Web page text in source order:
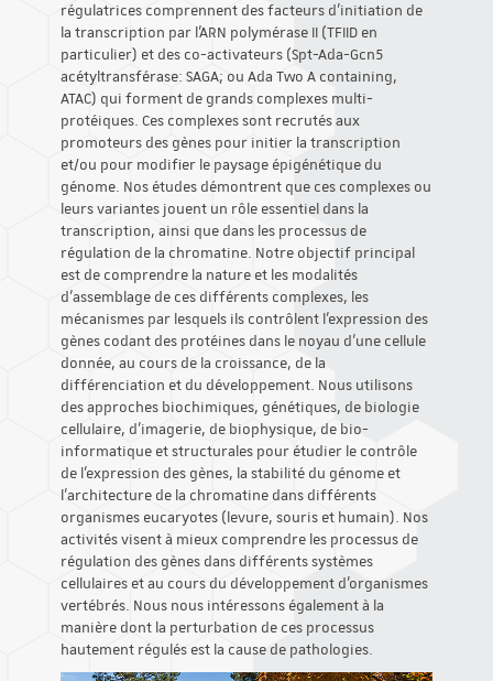
régulatrices comprennent des facteurs d'initiation de
la transcription par l'ARN polymérase II (TFIID en
particulier) et des co-activateurs (Spt-Ada-Gcn5
acétyltransférase: SAGA; ou Ada Two A containing,
ATAC) qui forment de grands complexes multi-
protéiques. Ces complexes sont recrutés aux
promoteurs des gènes pour initier la transcription
et/ou pour modifier le paysage épigénétique du
génome. Nos études démontrent que ces complexes ou
leurs variantes jouent un rôle essentiel dans la
transcription, ainsi que dans les processus de
régulation de la chromatine. Notre objectif principal
est de comprendre la nature et les modalités
d'assemblage de ces différents complexes, les
mécanismes par lesquels ils contrôlent l’expression des
gènes codant des protéines dans le noyau d'une cellule
donnée, au cours de la croissance, de la
différenciation et du développement. Nous utilisons
des approches biochimiques, génétiques, de biologie
cellulaire, d’imagerie, de biophysique, de bio-
informatique et structurales pour étudier le contrôle
de l'expression des gènes, la stabilité du génome et
l'architecture de la chromatine dans différents
organismes eucaryotes (levure, souris et humain). Nos
activités visent à mieux comprendre les processus de
régulation des gènes dans différents systèmes
cellulaires et au cours du développement d'organismes
vertébrés. Nous nous intéressons également à la
manière dont la perturbation de ces processus
hautement régulés est la cause de pathologies.